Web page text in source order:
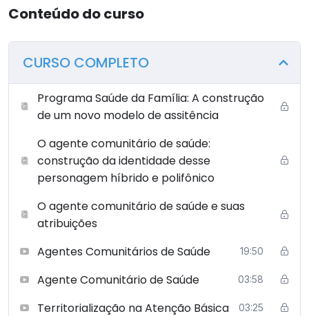
ETAPA SEGUINTE SÓ SERÁ DISPONIBILIZADA COM A
ESSA AULA CONTÉM O CONTEÚDO TEÓRICO QUE
SERVE COMO BASE NORTEADORA PARA A
AQUISIÇÃO DO CONHECIMENTO REFERENTE AO
TEMA DO CURSO.
Conteúdo do curso
CURSO COMPLETO
Programa Saúde da Família: A construção
de um novo modelo de assitência
O agente comunitário de saúde:
construção da identidade desse
personagem híbrido e polifônico
O agente comunitário de saúde e suas
atribuições
Agentes Comunitários de Saúde
19:50
Agente Comunitário de Saúde 03:58
Territorialização na Atenção Básica 03:25